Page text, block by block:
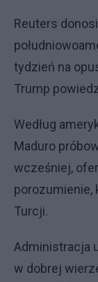
Reuters
tydzień na
Trump
Według
Maduro
wcześniej,
porozumienie,
Turcji.
Administracja
w dobrej